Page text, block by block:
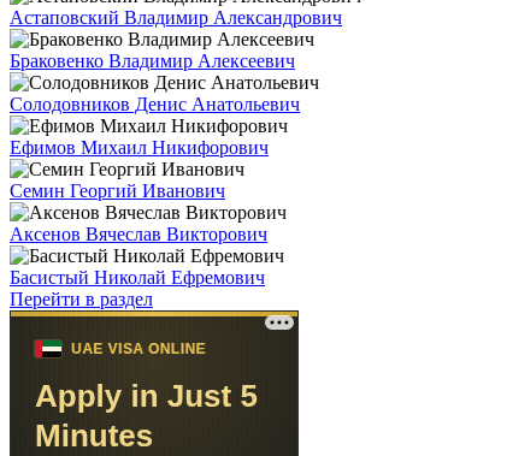
Астаповский Владимир Александрович
Браковенко Владимир Алексеевич
Солодовников Денис Анатольевич
Ефимов Михаил Никифорович
Семин Георгий Иванович
Аксенов Вячеслав Викторович
Басистый Николай Ефремович
Перейти в раздел